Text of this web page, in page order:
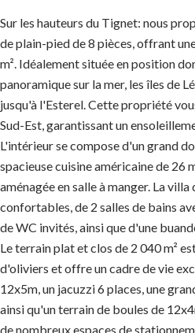
Sur les hauteurs du Tignet: nous
de plain-pied de 8 pièces, offrant
m². Idéalement située en position
panoramique sur la mer, les îles de
jusqu'à l'Esterel. Cette propriété
Sud-Est, garantissant un
L'intérieur se compose d'un grand
spacieuse cuisine américaine de 26
aménagée en salle à manger. La
confortables, de 2 salles de bains
de WC invités, ainsi que d'une
Le terrain plat et clos de 2 040 m²
d'oliviers et offre un cadre de vie
12x5m, un jacuzzi 6 places, une
ainsi qu'un terrain de boules de
de nombreux espaces de